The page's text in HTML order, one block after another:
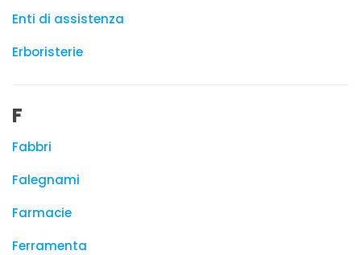
Enti di assistenza
Erboristerie
F
Fabbri
Falegnami
Farmacie
Ferramenta